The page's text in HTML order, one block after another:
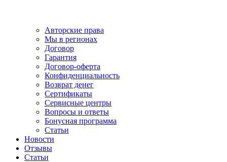
Авторские права
Мы в регионах
Договор
Гарантия
Договор-оферта
Конфиденциальность
Возврат денег
Сертификаты
Сервисные центры
Вопросы и ответы
Бонусная программа
Статьи
Новости
Отзывы
Статьи